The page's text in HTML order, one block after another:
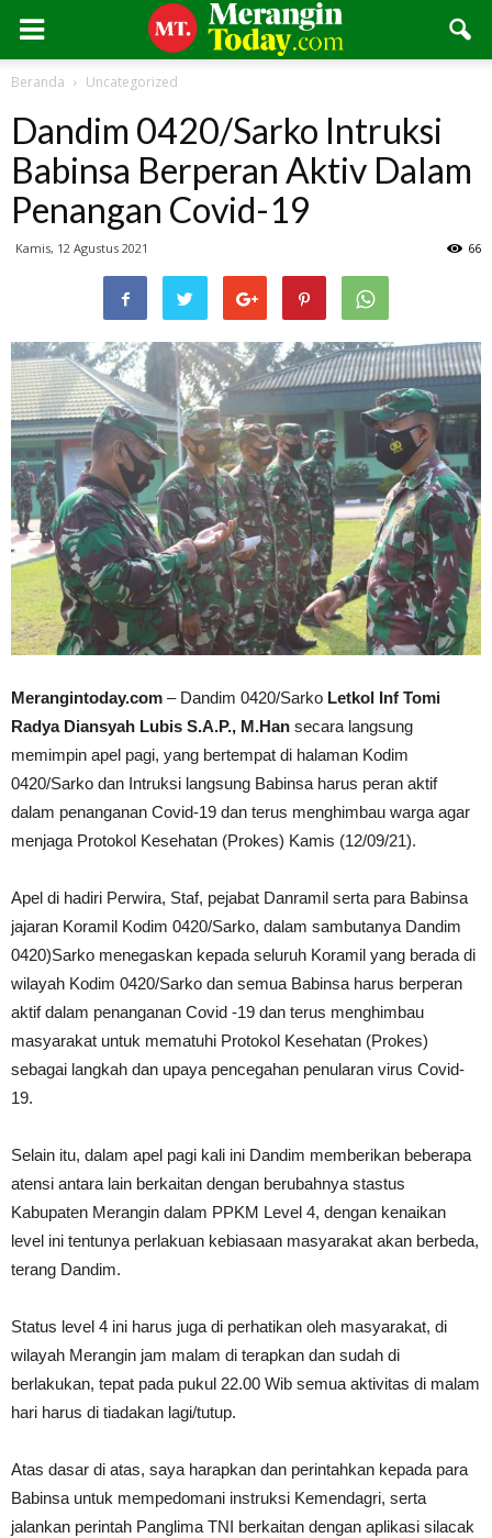
Beranda Uncategorized
Dandim 0420/Sarko Intruksi
Babinsa Berperan Aktiv Dalam
Penangan Covid-19
Kamis, 12 Agustus 2021 66
Merangintoday.com – Dandim 0420/Sarko Letkol Inf Tomi
Radya Diansyah Lubis S.A.P., M.Han secara langsung
memimpin apel pagi, yang bertempat di halaman Kodim
0420/Sarko dan Intruksi langsung Babinsa harus peran aktif
dalam penanganan Covid-19 dan terus menghimbau warga agar
menjaga Protokol Kesehatan (Prokes) Kamis (12/09/21).
Apel di hadiri Perwira, Staf, pejabat Danramil serta para Babinsa
jajaran Koramil Kodim 0420/Sarko, dalam sambutanya Dandim
0420)Sarko menegaskan kepada seluruh Koramil yang berada di
wilayah Kodim 0420/Sarko dan semua Babinsa harus berperan
aktif dalam penanganan Covid -19 dan terus menghimbau
masyarakat untuk mematuhi Protokol Kesehatan (Prokes)
sebagai langkah dan upaya pencegahan penularan virus Covid-
19.
Selain itu, dalam apel pagi kali ini Dandim memberikan beberapa
atensi antara lain berkaitan dengan berubahnya stastus
Kabupaten Merangin dalam PPKM Level 4, dengan kenaikan
level ini tentunya perlakuan kebiasaan masyarakat akan berbeda,
terang Dandim.
Status level 4 ini harus juga di perhatikan oleh masyarakat, di
wilayah Merangin jam malam di terapkan dan sudah di
berlakukan, tepat pada pukul 22.00 Wib semua aktivitas di malam
hari harus di tiadakan lagi/tutup.
Atas dasar di atas, saya harapkan dan perintahkan kepada para
Babinsa untuk mempedomani instruksi Kemendagri, serta
jalankan perintah Panglima TNI berkaitan dengan aplikasi silacak